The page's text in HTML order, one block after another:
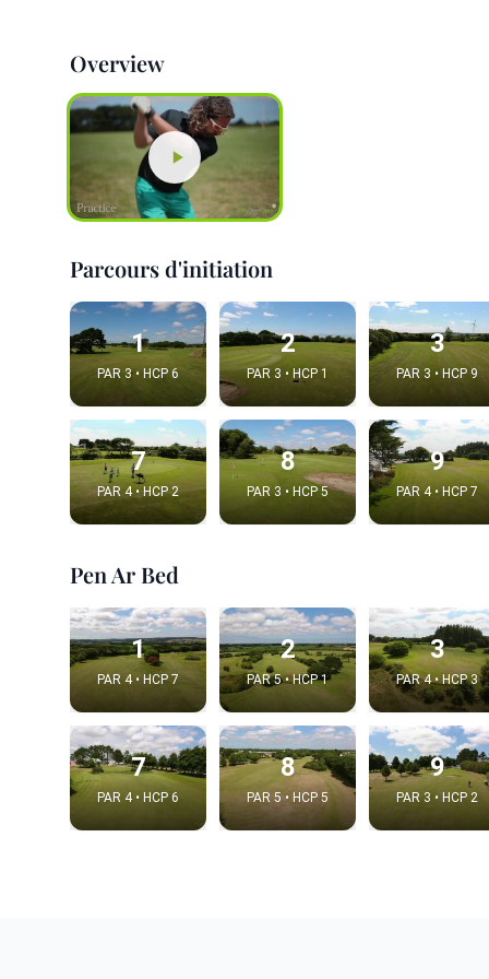
Overview
Parcours d'initiation
1
PAR 3 • HCP 6
2
PAR 3 • HCP 1
3
PAR 3 • HCP 9
7
PAR 4 • HCP 2
8
PAR 3 • HCP 5
9
PAR 4 • HCP 7
Pen Ar Bed
1
PAR 4 • HCP 7
2
PAR 5 • HCP 1
3
PAR 4 • HCP 3
7
PAR 4 • HCP 6
8
PAR 5 • HCP 5
9
PAR 3 • HCP 2